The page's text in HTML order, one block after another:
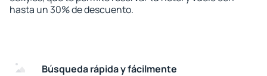
hasta un 30% de descuento.
Búsqueda rápida y fácilmente